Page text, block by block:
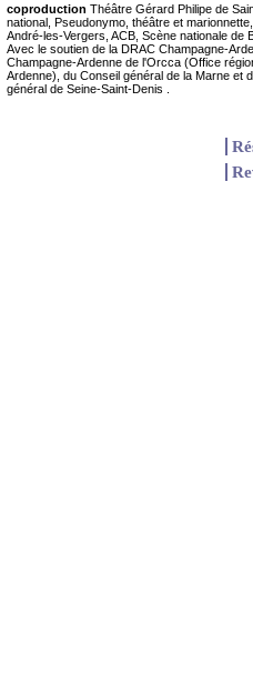
coproduction Théâtre Gérard Philipe de
national, Pseudonymo, théâtre et
André-les-Vergers, ACB, Scène nationale de
Avec le soutien de la DRAC Champagne-
Champagne-Ardenne de l'Orcca (Office
Ardenne), du Conseil général de la Marne et
général de Seine-Saint-Denis .